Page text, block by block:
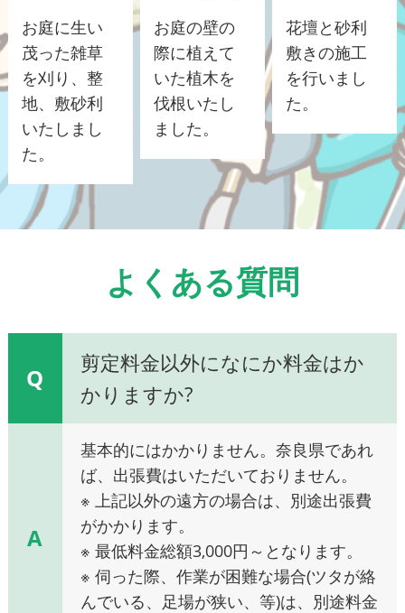
お庭に生い
茂った雑草
を刈り、整
地、敷砂利
いたしまし
た。
お庭の壁の
際に植えて
いた植木を
伐根いたし
ました。
花壇と砂利
敷きの施工
を行いまし
た。
よくある質問
Q
剪定料金以外になにか料金はか
かりますか?
A
基本的にはかかりません。奈良県であれ
ば、出張費はいただいておりません。
※ 上記以外の遠方の場合は、別途出張費
がかかります。
※ 最低料金総額3,000円～となります。
※ 伺った際、作業が困難な場合(ツタが絡
んでいる、足場が狭い、等)は、別途料金